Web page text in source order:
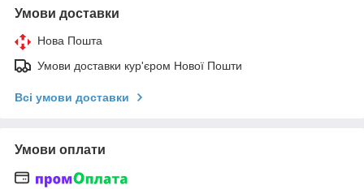
Умови доставки
Нова Пошта
Умови доставки кур'єром Нової Пошти
Всі умови доставки
Умови оплати